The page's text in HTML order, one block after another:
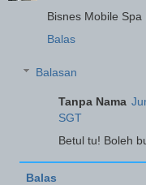
Bisnes Mobile
Balas
Balasan
Tanpa Nama
SGT
Betul tu! Boleh
Balas